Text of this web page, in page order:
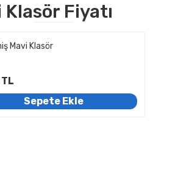
Klasör Fiyatı
Mavi Klasör
Sepete Ekle